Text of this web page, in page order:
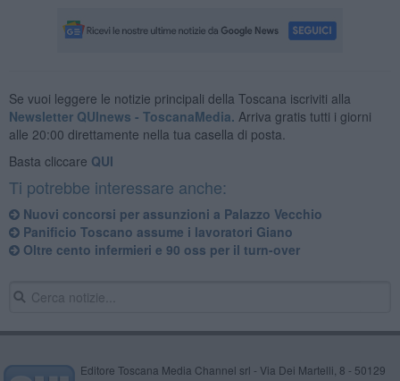
Se vuoi leggere le notizie principali della Toscana iscriviti alla
Newsletter QUInews - ToscanaMedia. Arriva gratis tutti i giorni
alle 20:00 direttamente nella tua casella di posta.
Basta cliccare QUI
Ti potrebbe interessare anche:
Nuovi concorsi per assunzioni a Palazzo Vecchio
Panificio Toscano assume i lavoratori Giano
Oltre cento infermieri e 90 oss per il turn-over
Editore Toscana Media Channel srl - Via Dei Martelli, 8 - 50129